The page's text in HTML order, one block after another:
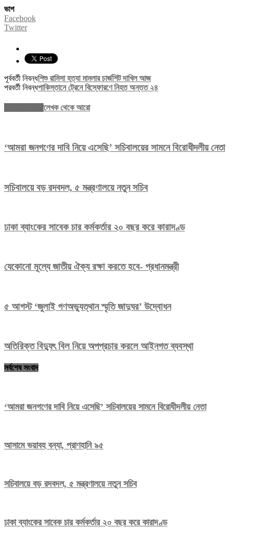
ভাগ
Facebook
Twitter
পূর্ববর্তী নিবন্ধশিশু রামিসা হত্যা মামলার চার্জশিট দাখিল আজ
পরবর্তী নিবন্ধপাকিস্তানে ট্রেনে বিস্ফোরণে নিহত অন্তত ২৪
লেখক থেকে আরো
‘আমরা জনগণের দাবি নিয়ে এসেছি’ সচিবালয়ের সামনে বিরোধীদলীয় নেতা
সচিবালয়ে বড় রদবদল, ৫ মন্ত্রণালয়ে নতুন সচিব
ঢাকা ব্যাংকের সাবেক চার কর্মকর্তার ২০ বছর করে কারাদণ্ড
যেকোনো মূল্যে জাতীয় ঐক্য রক্ষা করতে হবে- প্রধানমন্ত্রী
৫ আগস্ট ‘জুলাই গণঅভ্যুত্থান স্মৃতি জাদুঘর’ উদ্বোধন
অতিরিক্ত বিদ্যুৎ বিল নিয়ে অপপ্রচার করলে আইনগত ব্যবস্থা
সর্বশেষ সংবাদ
‘আমরা জনগণের দাবি নিয়ে এসেছি’ সচিবালয়ের সামনে বিরোধীদলীয় নেতা
আসামে ভয়াবহ বন্যা, প্রাণহানি ৯৫
সচিবালয়ে বড় রদবদল, ৫ মন্ত্রণালয়ে নতুন সচিব
ঢাকা ব্যাংকের সাবেক চার কর্মকর্তার ২০ বছর করে কারাদণ্ড